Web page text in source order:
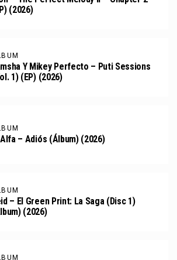
(2026)
Y Mikey Perfecto – Puti Sessions
1) (EP) (2026)
– Adiós (Álbum) (2026)
– El Green Print: La Saga (Disc 1)
(2026)